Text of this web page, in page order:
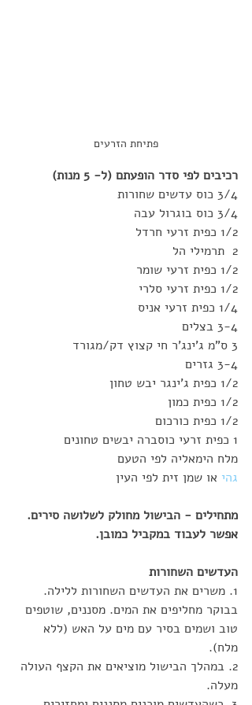
פתיחת הזרעים
רכיבים לפי סדר הופעתם (ל- 5 מנות)
3/4 כוס עדשים שחורות
3/4 כוס בוגרול עבה
1/2 כפית זרעי חרדל
2  תרמילי הל
1/2 כפית זרעי שומר
1/2 כפית זרעי סלרי
1/4 כפית זרעי אניס
3-4 בצלים
3 ס"מ ג'ינג'ר חי קצוץ דק/מגורד
3-4 גזרים
1/2 כפית ג'ינגר יבש טחון
1/2 כפית כמון
1/2 כפית כורכום
1 כפית זרעי כוסברה יבשים טחונים
מלח הימאליה לפי הטעם
גהי או שמן זית לפי העין
מתחילים - הבישול מחולק לשלושה סירים.
אפשר לעבוד במקביל כמובן.
העדשים השחורות
1. משרים את העדשים השחורות ללילה.
בבוקר מחליפים את המים. מסננים, שוטפים
טוב ושמים בסיר עם מים על האש (ללא
מלח).
2. במהלך הבישול מוציאים את הקצף העולה
מעלה.